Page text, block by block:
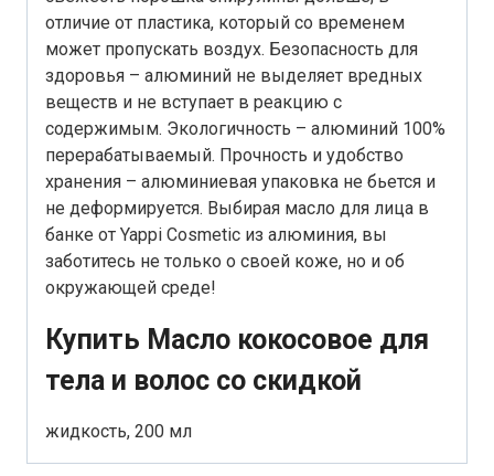
отличие от пластика, который со временем
может пропускать воздух. Безопасность для
здоровья – алюминий не выделяет вредных
веществ и не вступает в реакцию с
содержимым. Экологичность – алюминий 100%
перерабатываемый. Прочность и удобство
хранения – алюминиевая упаковка не бьется и
не деформируется. Выбирая масло для лица в
банке от Yappi Cosmetic из алюминия, вы
заботитесь не только о своей коже, но и об
окружающей среде!
Купить Масло кокосовое для
тела и волос со скидкой
жидкость, 200 мл